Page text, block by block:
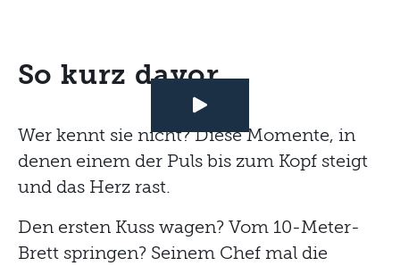
So kurz davor
Wer kennt sie nicht? Diese Momente, in
denen einem der Puls bis zum Kopf steigt
und das Herz rast.
Den ersten Kuss wagen? Vom 10-Meter-
Brett springen? Seinem Chef mal die